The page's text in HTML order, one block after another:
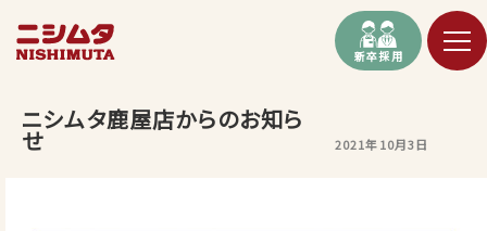
新卒採用
ニシムタ鹿屋店からのお知ら
せ 2021年10月3日